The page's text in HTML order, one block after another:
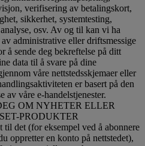
verifisering av betalingskort,
sikkerhet, systemtesting,
osv. Av og til kan vi ha
administrative eller driftsmessige
å sende deg bekreftelse på ditt
data til å svare på dine
våre nettstedsskjemaer eller
er basert på den
av våre e-handelstjenester.
OM NYHETER ELLER
PRODUKTER
til det (for eksempel ved å abonnere
oppretter en konto på nettstedet),